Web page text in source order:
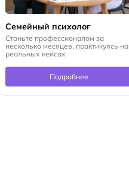
Семейный психолог
Станьте профессионалом за
несколько месяцев, практикуясь на
реальных кейсах
Подробнее